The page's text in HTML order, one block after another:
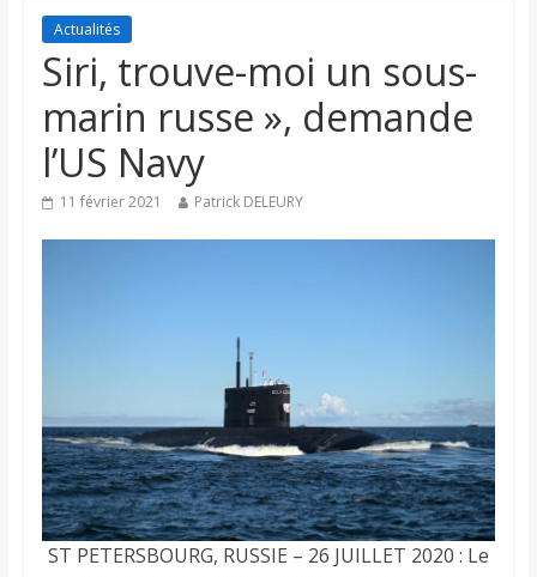
Actualités
Siri, trouve-moi un sous-
marin russe », demande
l’US Navy
11 février 2021 Patrick DELEURY
ST PETERSBOURG, RUSSIE – 26 JUILLET 2020 : Le